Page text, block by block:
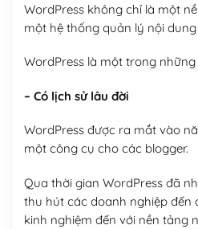
WordPress không chỉ là một
một hệ thống quản lý nội dung
WordPress là một trong những
– Có lịch sử lâu đời
WordPress được ra mắt vào
một công cụ cho các blogger.
Qua thời gian WordPress đã
thu hút các doanh nghiệp đến
kinh nghiệm đến với nền tảng